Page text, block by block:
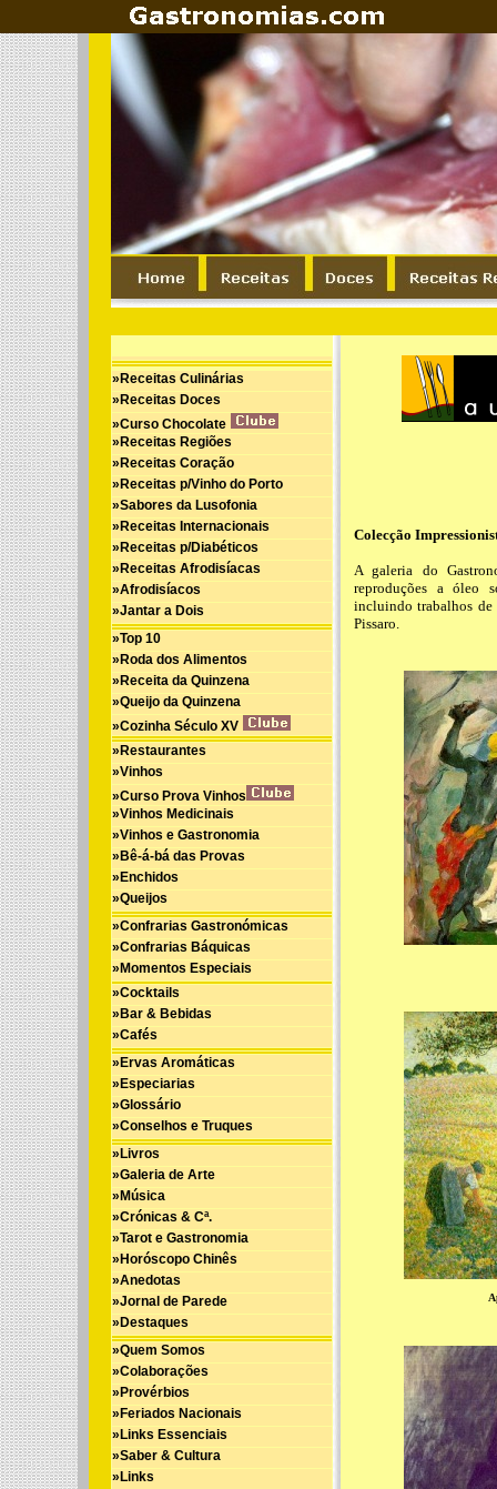
»Receitas Culinárias
»Receitas Doces
»Curso Chocolate
»Receitas Regiões
»Receitas Coração
»Receitas p/Vinho do Porto
»Sabores da Lusofonia
»Receitas Internacionais
»Receitas p/Diabéticos
»Receitas Afrodisíacas
»Afrodisíacos
»Jantar a Dois
»Top 10
»Roda dos Alimentos
»Receita da Quinzena
»Queijo da Quinzena
»Cozinha Século XV
»Restaurantes
»Vinhos
»Curso Prova Vinhos
»Vinhos Medicinais
»Vinhos e Gastronomia
»Bê-á-bá das Provas
»Enchidos
»Queijos
»Confrarias Gastronómicas
»Confrarias Báquicas
»Momentos Especiais
»Cocktails
»Bar & Bebidas
»Cafés
»Ervas Aromáticas
»Especiarias
»Glossário
»Conselhos e Truques
»Livros
»Galeria de Arte
»Música
»Crónicas & Cª.
»Tarot e Gastronomia
»Horóscopo Chinês
»Anedotas
»Jornal de Parede
»Destaques
»Quem Somos
»Colaborações
»Provérbios
»Feriados Nacionais
»Links Essenciais
»Saber & Cultura
»Links
Colecção
A galeria do
reproduções a óleo
incluindo trabalhos de
Pissaro.